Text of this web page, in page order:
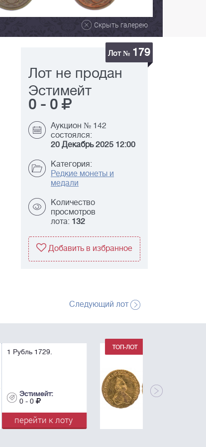
Скрыть галерею
Лот № 179
Лот не продан
Эстимейт
0 - 0
Аукцион № 142
состоялся:
20 Декабрь 2025 12:00
Категория:
Редкие монеты и
медали
Количество
просмотров
лота: 132
Добавить в избранное
Следующий лот
1 Рубль 1779. Для
Эстимейт:
перейти к лоту